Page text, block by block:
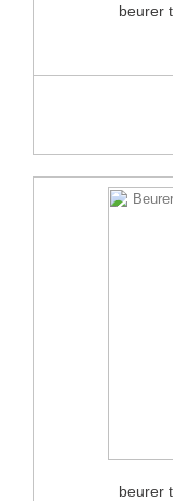
beurer
beurer